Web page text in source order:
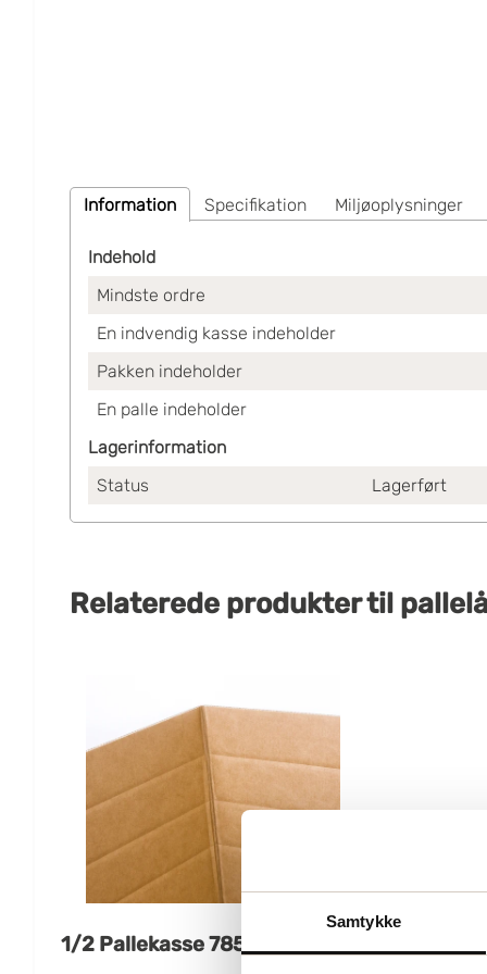
Samtykke
Information Specifikation Miljøoplysninger
Indehold
Mindste ordre
En indvendig kasse indeholder
Pakken indeholder
En palle indeholder
Lagerinformation
Status
Lagerført
Relaterede produktertil
1/2 Pallekasse 785x585x585mm